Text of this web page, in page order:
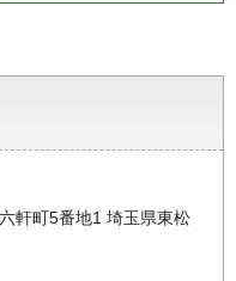
軒町5番地1 埼玉県東松